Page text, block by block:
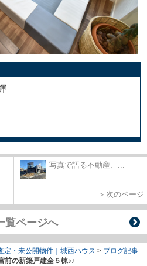
写真で語る不動産、...
＞次のページ
覧ページへ
定・未公開物件｜城西ハウス > ブログ記事
前の新築戸建全５棟♪♪